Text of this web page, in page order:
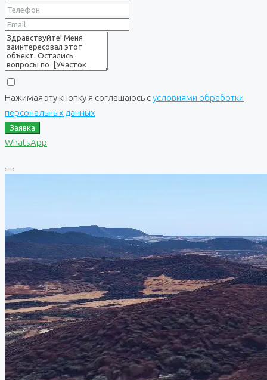
Нажимая эту кнопку я соглашаюсь сусловиями обработки
персональных данных
Заявка
WhatsApp